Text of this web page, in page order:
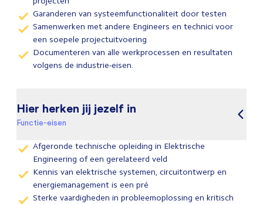
Garanderen van systeemfunctionaliteit door testen
Samenwerken met andere Engineers en technici voor
een soepele projectuitvoering
Documenteren van alle werkprocessen en resultaten
volgens de industrie-eisen.
Hier herken jij jezelf in
Functie-eisen
Afgeronde technische opleiding in Elektrische
Engineering of een gerelateerd veld
Kennis van elektrische systemen, circuitontwerp en
energiemanagement is een pré
Sterke vaardigheden in probleemoplossing en kritisch